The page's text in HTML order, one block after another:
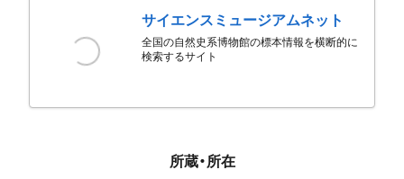
サイエンスミュージアムネット
全国の自然史系博物館の標本情報を横断的に
検索するサイト
所蔵・所在